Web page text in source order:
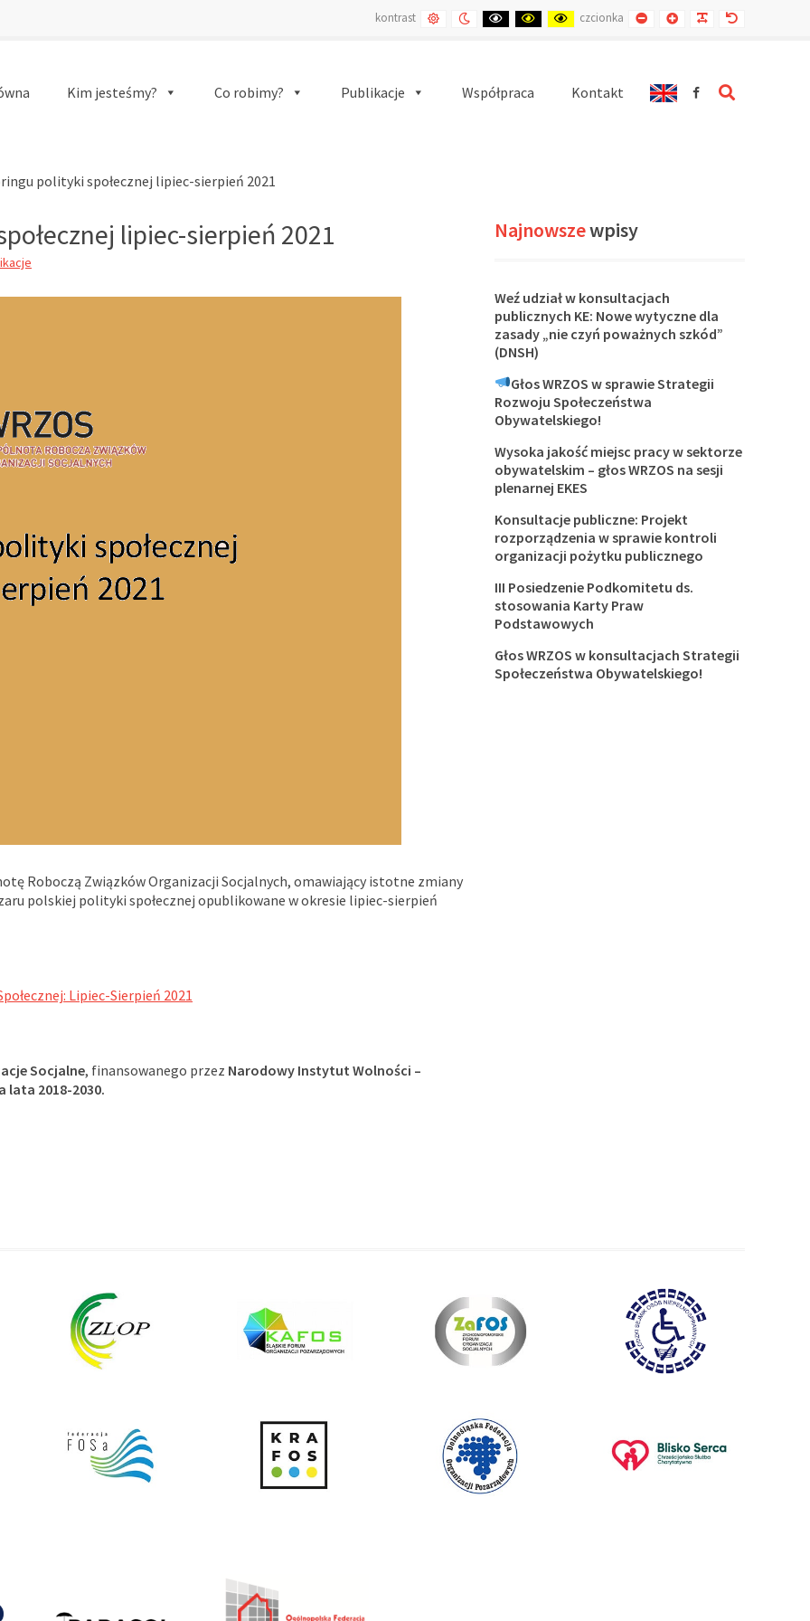
kontrast DOMYŚLNY
KONTRAST
KONTRAST
NOCNY
KONTRAST
CZARNO
KONTRAST
CZARNO
KONTRAST
ŻÓŁTO
czcionka MNIEJSZA
CZCIONKA
WIĘKSZA
CZCIONKA
CZYTELNIEJSZA
CZCIONKA
Kim jesteśmy? Co robimy? Publikacje Współpraca Kontakt
polityki społecznej lipiec-sierpień 2021
lipiec-sierpień 2021
Roboczą Związków Organizacji Socjalnych, omawiający istotne zmiany
polskiej polityki społecznej opublikowane w okresie lipiec-sierpień
Lipiec-Sierpień 2021
Socjalne, finansowanego przez Narodowy Instytut Wolności –
lata 2018-2030.
Najnowszewpisy
Weź udział w konsultacjach
publicznych KE: Nowe wytyczne dla
zasady „nie czyń poważnych szkód”
(DNSH)
Głos WRZOS w sprawie Strategii
Rozwoju Społeczeństwa
Obywatelskiego!
Wysoka jakość miejsc pracy w sektorze
obywatelskim – głos WRZOS na sesji
plenarnej EKES
Konsultacje publiczne: Projekt
rozporządzenia w sprawie kontroli
organizacji pożytku publicznego
III Posiedzenie Podkomitetu ds.
stosowania Karty Praw
Podstawowych
Głos WRZOS w konsultacjach Strategii
Społeczeństwa Obywatelskiego!